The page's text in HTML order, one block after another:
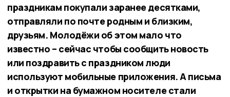
праздникам покупали заранее десятками,
отправляли по почте родным и близким,
друзьям. Молодёжи об этом мало что
известно – сейчас чтобы сообщить новость
или поздравить с праздником люди
используют мобильные приложения. А письма
и открытки на бумажном носителе стали